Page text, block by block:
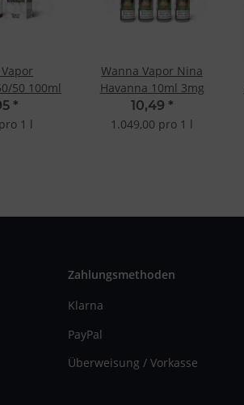
50 100ml
*
1 l
Wanna Vapor Nina
Havanna 10ml 3mg
10,49 *
1.049,00 pro 1 l
Zahlungsmethoden
Klarna
PayPal
Überweisung / Vorkasse